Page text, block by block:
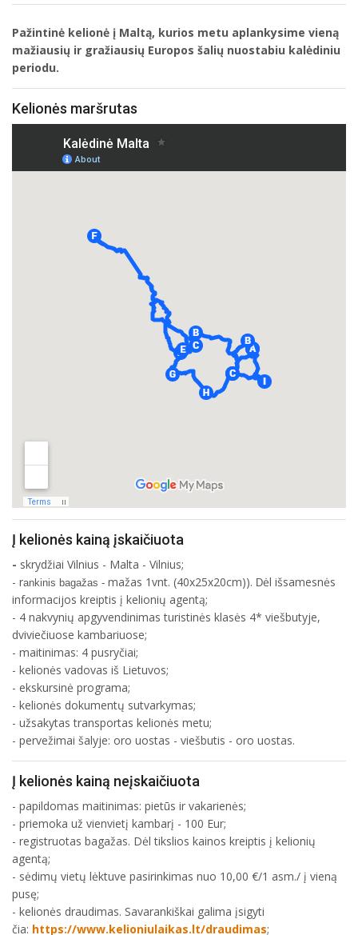
Pažintinė kelionė į Maltą, kurios metu aplankysime vieną
mažiausių ir gražiausių Europos šalių nuostabiu kalėdiniu
periodu.
Kelionės maršrutas
Į kelionės kainą įskaičiuota
- skrydžiai Vilnius - Malta - Vilnius;
- rankinis bagažas - mažas 1vnt. (40x25x20cm)). Dėl išsamesnės
informacijos kreiptis į kelionių agentą;
- 4 nakvynių apgyvendinimas turistinės klasės 4* viešbutyje,
dviviečiuose kambariuose;
- maitinimas: 4 pusryčiai;
- kelionės vadovas iš Lietuvos;
- ekskursinė programa;
- kelionės dokumentų sutvarkymas;
- užsakytas transportas kelionės metu;
- pervežimai šalyje: oro uostas - viešbutis - oro uostas.
Į kelionės kainą neįskaičiuota
- papildomas maitinimas: pietūs ir vakarienės;
- priemoka už vienvietį kambarį - 100 Eur;
- registruotas bagažas. Dėl tikslios kainos kreiptis į kelionių
agentą;
- sėdimų vietų lėktuve pasirinkimas nuo 10,00 €/1 asm./ į vieną
pusę;
- kelionės draudimas. Savarankiškai galima įsigyti
čia: https://www.kelioniulaikas.lt/draudimas;